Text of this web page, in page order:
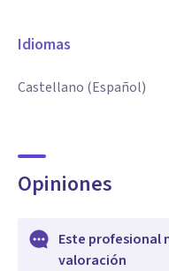
Idiomas
Castellano (Español)
Opiniones
Este profesional
valoración